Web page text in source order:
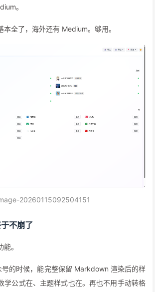
写好复制进来了。
式。写算法文章的朋友懂的，这个功能有多
园、51CTO、腾讯云、知乎、简书、阿里云、
信公众号、开源中国、今日头条、InfoQ、百
。